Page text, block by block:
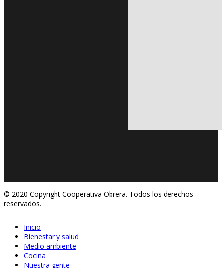
May 27, 2020
© 2020 Copyright Cooperativa Obrera. Todos los derechos
reservados.
Inicio
Bienestar y salud
Medio ambiente
Cocina
Nuestra gente